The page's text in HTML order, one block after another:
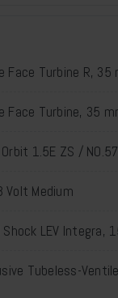
Face Turbine R,
Face Turbine, 35
Orbit 1.5E ZS /
Volt Medium
Shock LEV
Tubeless-